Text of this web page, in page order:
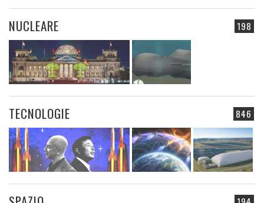
198
NUCLEARE
846
TECNOLOGIE